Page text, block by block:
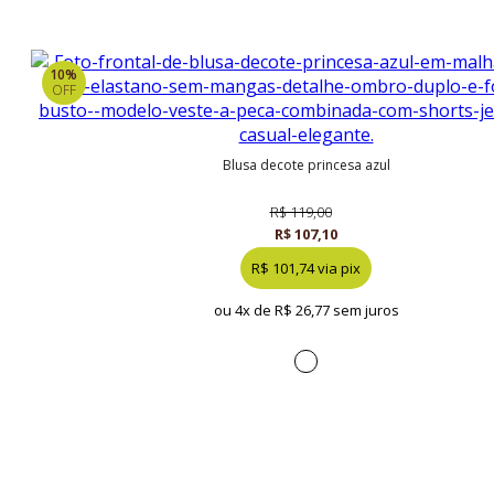
10%
OFF
blusa decote princesa azul
R$ 119,00
R$ 107,10
R$ 101,74 via pix
ou 4x de R$ 26,77 sem juros